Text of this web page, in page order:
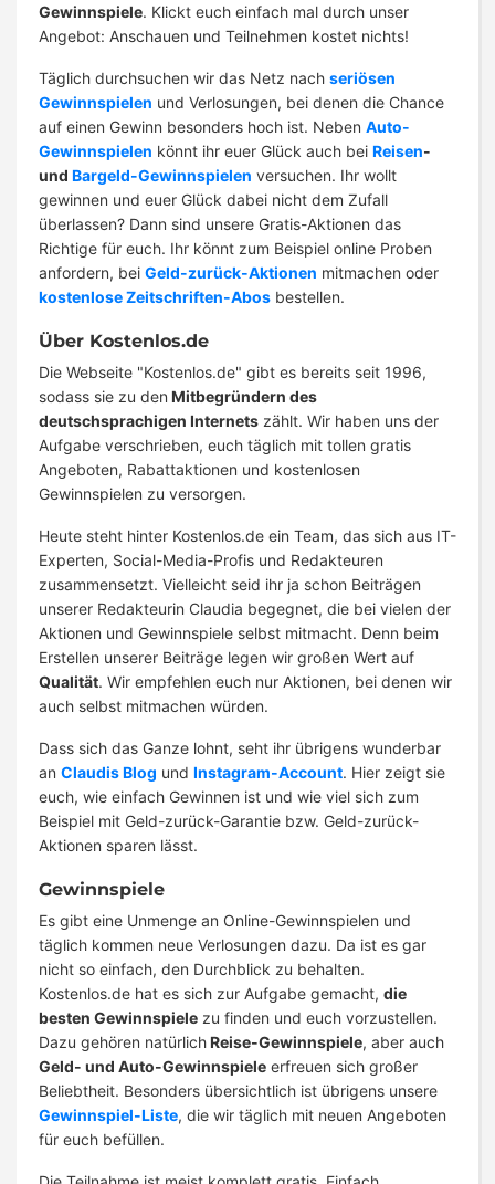
Gewinnspiele. Klickt euch einfach mal durch unser
Angebot: Anschauen und Teilnehmen kostet nichts!
Täglich durchsuchen wir das Netz nach seriösen
Gewinnspielen und Verlosungen, bei denen die Chance
auf einen Gewinn besonders hoch ist. Neben Auto-
Gewinnspielen könnt ihr euer Glück auch bei Reisen-
und Bargeld-Gewinnspielen versuchen. Ihr wollt
gewinnen und euer Glück dabei nicht dem Zufall
überlassen? Dann sind unsere Gratis-Aktionen das
Richtige für euch. Ihr könnt zum Beispiel online Proben
anfordern, bei Geld-zurück-Aktionen mitmachen oder
kostenlose Zeitschriften-Abos bestellen.
Über Kostenlos.de
Die Webseite "Kostenlos.de" gibt es bereits seit 1996,
sodass sie zu den Mitbegründern des
deutschsprachigen Internets zählt. Wir haben uns der
Aufgabe verschrieben, euch täglich mit tollen gratis
Angeboten, Rabattaktionen und kostenlosen
Gewinnspielen zu versorgen.
Heute steht hinter Kostenlos.de ein Team, das sich aus IT-
Experten, Social-Media-Profis und Redakteuren
zusammensetzt. Vielleicht seid ihr ja schon Beiträgen
unserer Redakteurin Claudia begegnet, die bei vielen der
Aktionen und Gewinnspiele selbst mitmacht. Denn beim
Erstellen unserer Beiträge legen wir großen Wert auf
Qualität. Wir empfehlen euch nur Aktionen, bei denen wir
auch selbst mitmachen würden.
Dass sich das Ganze lohnt, seht ihr übrigens wunderbar
an Claudis Blog und Instagram-Account. Hier zeigt sie
euch, wie einfach Gewinnen ist und wie viel sich zum
Beispiel mit Geld-zurück-Garantie bzw. Geld-zurück-
Aktionen sparen lässt.
Gewinnspiele
Es gibt eine Unmenge an Online-Gewinnspielen und
täglich kommen neue Verlosungen dazu. Da ist es gar
nicht so einfach, den Durchblick zu behalten.
Kostenlos.de hat es sich zur Aufgabe gemacht, die
besten Gewinnspiele zu finden und euch vorzustellen.
Dazu gehören natürlichReise-Gewinnspiele, aber auch
Geld- und Auto-Gewinnspiele erfreuen sich großer
Beliebtheit. Besonders übersichtlich ist übrigens unsere
Gewinnspiel-Liste, die wir täglich mit neuen Angeboten
für euch befüllen.